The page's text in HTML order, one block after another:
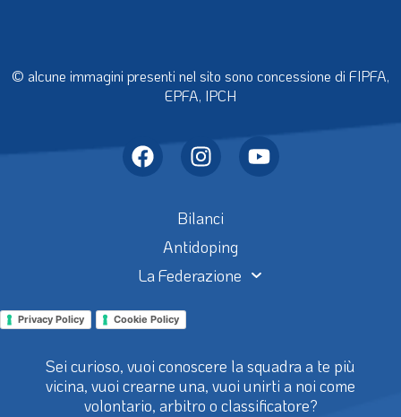
© alcune immagini presenti nel sito sono concessione di FIPFA,
EPFA, IPCH
Bilanci
Antidoping
La Federazione
Privacy Policy Cookie Policy
Sei curioso, vuoi conoscere la squadra a te più
vicina, vuoi crearne una, vuoi unirti a noi come
volontario, arbitro o classificatore?